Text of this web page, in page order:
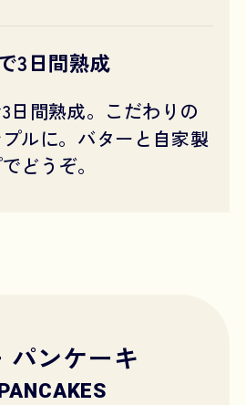
3日間熟成
日間熟成。こだわりの
ルに。バターと自家製
どうぞ。
パンケーキ